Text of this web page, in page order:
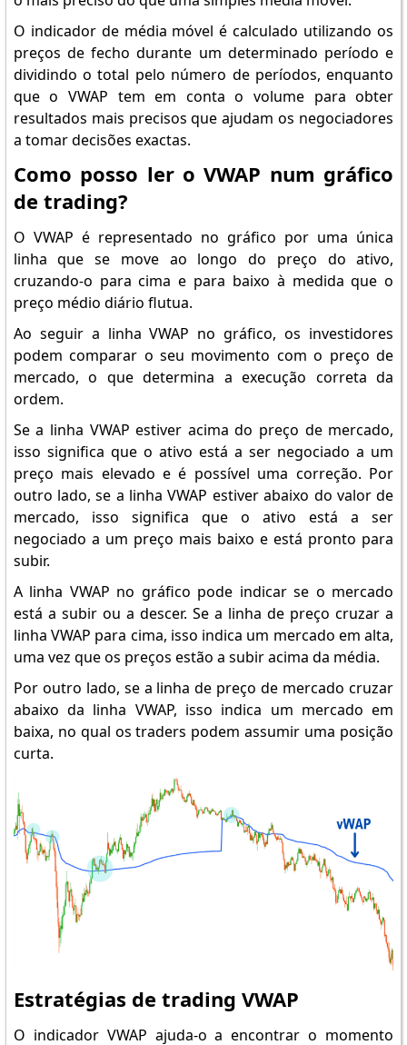
O indicador de média móvel é calculado utilizando os
preços de fecho durante um determinado período e
dividindo o total pelo número de períodos, enquanto
que o VWAP tem em conta o volume para obter
resultados mais precisos que ajudam os negociadores
a tomar decisões exactas.
Como posso ler o VWAP num gráfico
de trading?
O VWAP é representado no gráfico por uma única
linha que se move ao longo do preço do ativo,
cruzando-o para cima e para baixo à medida que o
preço médio diário flutua.
Ao seguir a linha VWAP no gráfico, os investidores
podem comparar o seu movimento com o preço de
mercado, o que determina a execução correta da
ordem.
Se a linha VWAP estiver acima do preço de mercado,
isso significa que o ativo está a ser negociado a um
preço mais elevado e é possível uma correção. Por
outro lado, se a linha VWAP estiver abaixo do valor de
mercado, isso significa que o ativo está a ser
negociado a um preço mais baixo e está pronto para
subir.
A linha VWAP no gráfico pode indicar se o mercado
está a subir ou a descer. Se a linha de preço cruzar a
linha VWAP para cima, isso indica um mercado em alta,
uma vez que os preços estão a subir acima da média.
Por outro lado, se a linha de preço de mercado cruzar
abaixo da linha VWAP, isso indica um mercado em
baixa, no qual os traders podem assumir uma posição
curta.
Estratégias de trading VWAP
O indicador VWAP ajuda-o a encontrar o momento